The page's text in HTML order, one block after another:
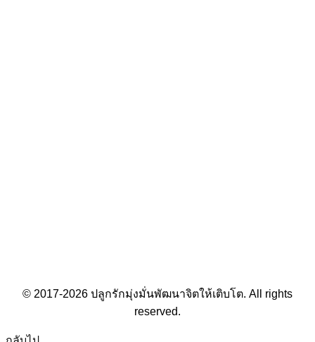
© 2017-2026 ปลูกรักมุ่งมั่นพัฒนาจิตให้เติบโต. All rights
reserved.